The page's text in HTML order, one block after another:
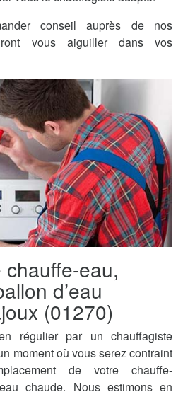
conseil auprès de nos
vous aiguiller dans vos
eau,
d’eau
(01270)
régulier par un chauffagiste
moment où vous serez contraint
de votre chauffe-
chaude. Nous estimons en